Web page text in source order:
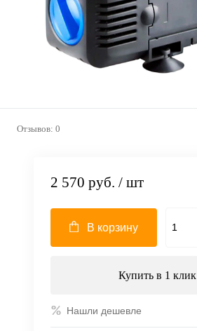
Отзывов: 0
2 570 руб. / шт
В корзину
Купить в 1 клик
Нашли дешевле